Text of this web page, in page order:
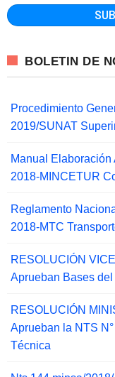
BOLETIN DE
Procedimiento
2019/SUNAT
Manual
2018-MINCETUR
Reglamento
2018-MTC
RESOLUCIÓN
Aprueban Bases
RESOLUCIÓN
Aprueban la NTS
Técnica